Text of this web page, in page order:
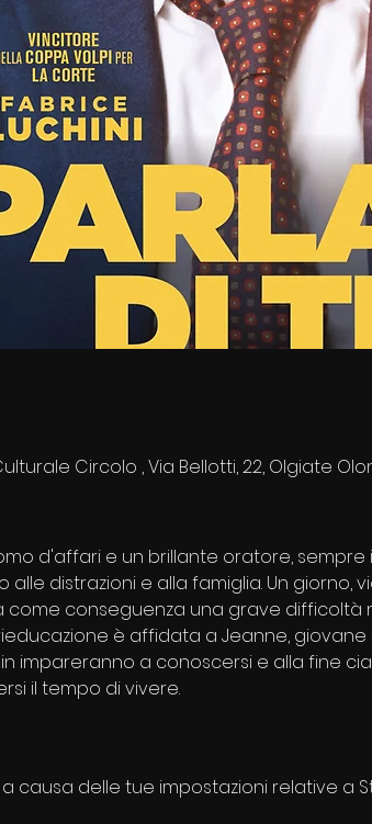
Circolo , Via Bellotti, 22, Olgiate
d'affari e un brillante oratore, sempre
alle distrazioni e alla famiglia. Un
come conseguenza una grave
è affidata a Jeanne,
impareranno a conoscersi e alla fine
il tempo di vivere.
causa delle tue impostazioni relative a